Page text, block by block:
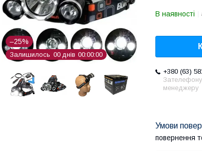
–25%
Залишилось 00 днів 00 00 00
В наявності
+380 (63)
менеджеру
повернення